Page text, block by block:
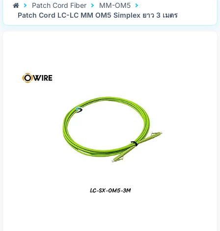
Patch Cord Fiber
MM-OM5
Patch Cord LC-LC MM OM5 Simplex ยาว 3 เมตร